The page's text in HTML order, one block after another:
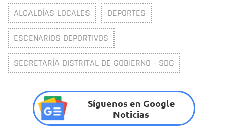
ALCALDÍAS LOCALES DEPORTES
ESCENARIOS DEPORTIVOS
SECRETARÍA DISTRITAL DE GOBIERNO - SDG
Síguenos en Google
Noticias